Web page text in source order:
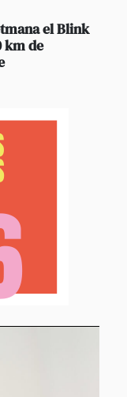
el Blink
km de